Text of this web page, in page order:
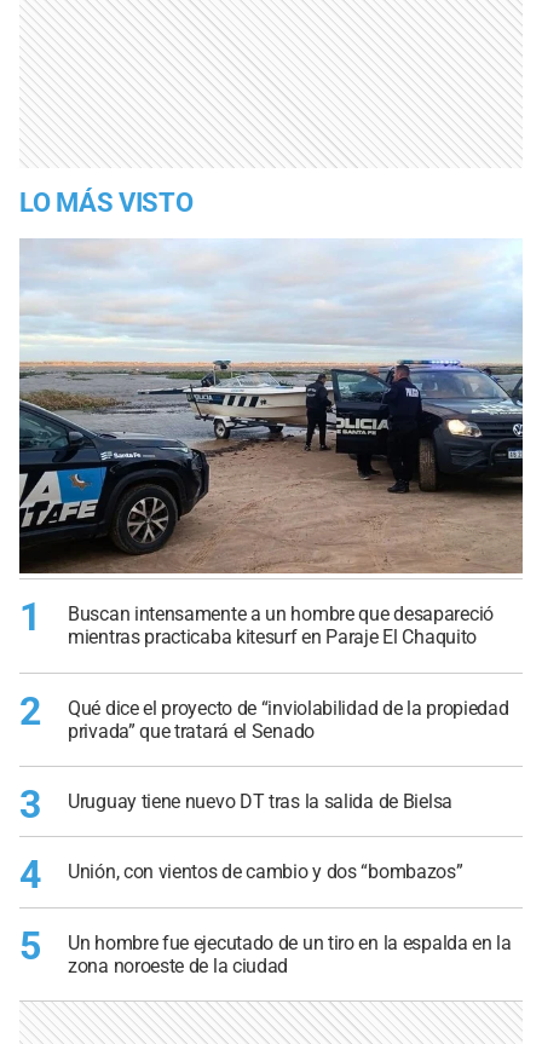
LO MÁS VISTO
1
Buscan intensamente a un hombre que desapareció
mientras practicaba kitesurf en Paraje El Chaquito
2
Qué dice el proyecto de “inviolabilidad de la propiedad
privada” que tratará el Senado
3 Uruguay tiene nuevo DT tras la salida de Bielsa
4 Unión, con vientos de cambio y dos “bombazos”
5
Un hombre fue ejecutado de un tiro en la espalda en la
zona noroeste de la ciudad